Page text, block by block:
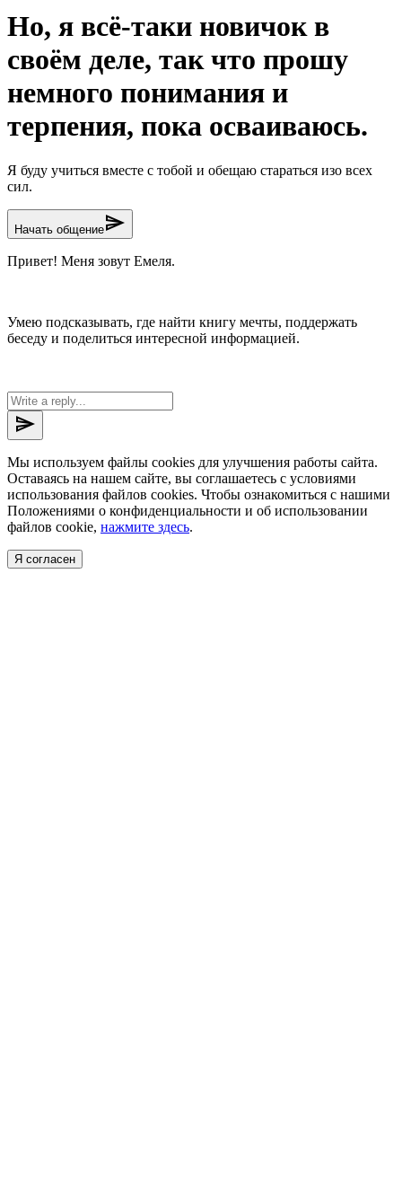
Но, я всё-таки новичок в
своём деле, так что прошу
немного понимания и
терпения, пока осваиваюсь.
Я буду учиться вместе с тобой и обещаю стараться изо всех
сил.
Начать общениеsend
Привет! Меня зовут Емеля.
Умею подсказывать, где найти книгу мечты, поддержать
беседу и поделиться интересной информацией.
send
Мы используем файлы cookies для улучшения работы сайта.
Оставаясь на нашем сайте, вы соглашаетесь с условиями
использования файлов cookies. Чтобы ознакомиться с нашими
Положениями о конфиденциальности и об использовании
файлов cookie, нажмите здесь.
Я согласен